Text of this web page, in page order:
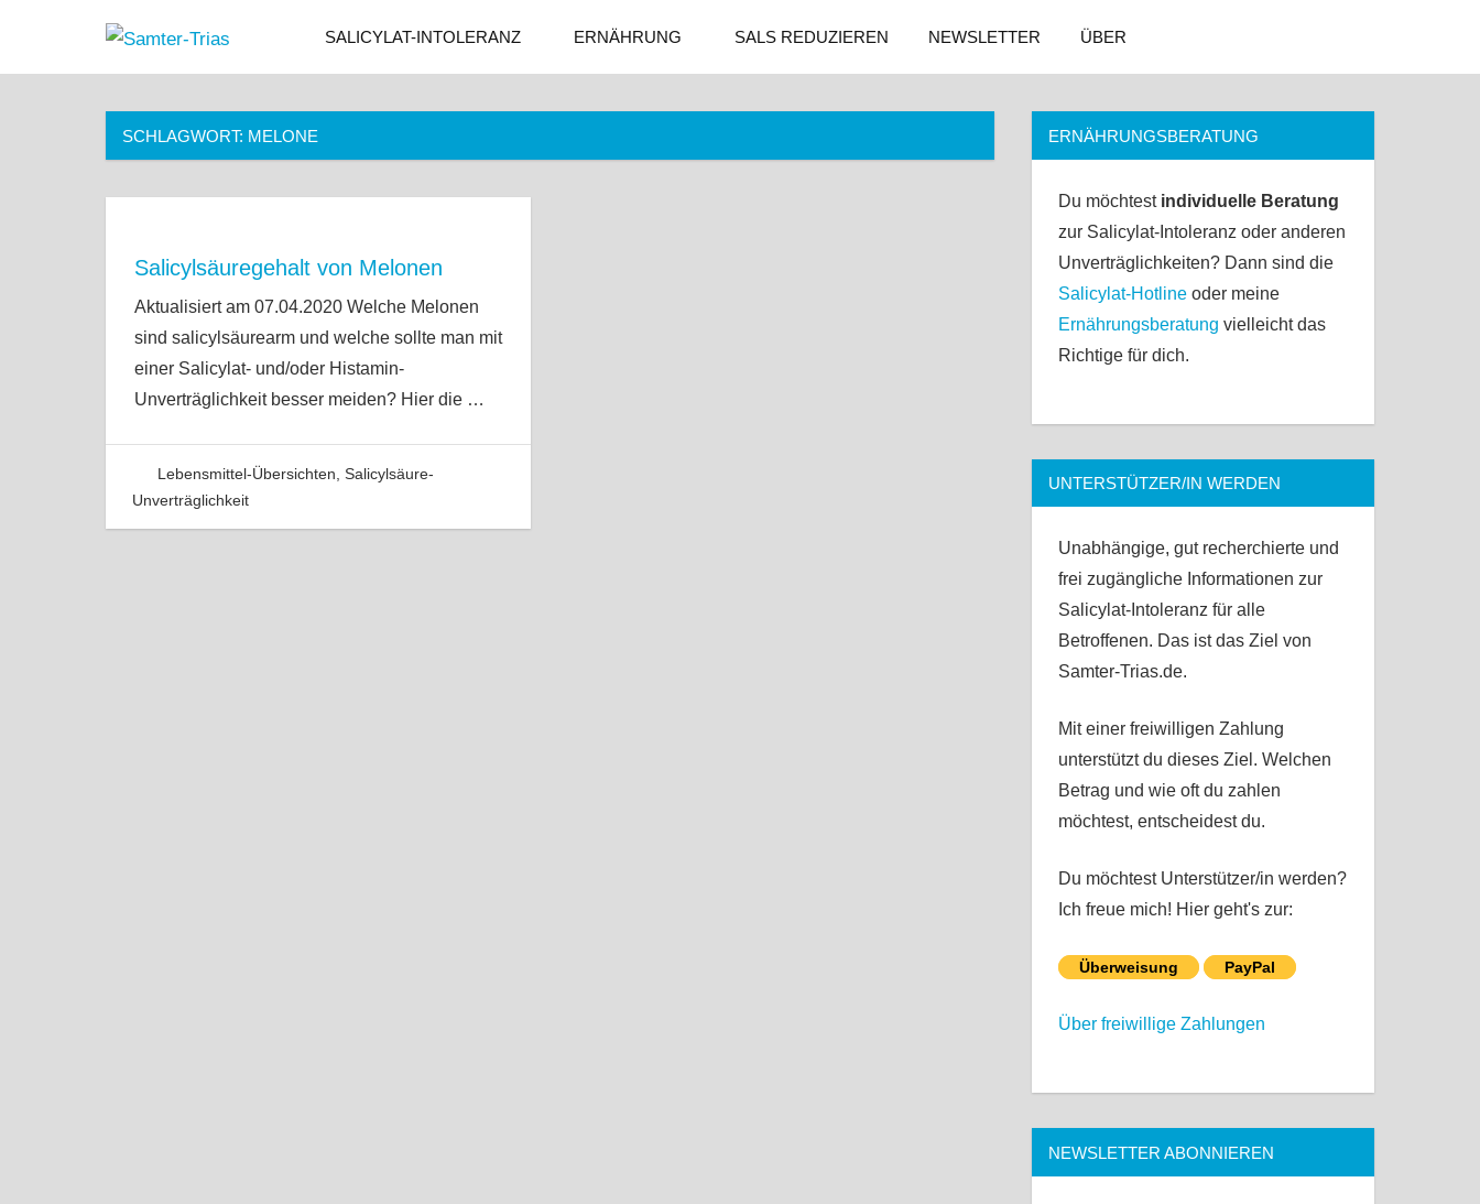
springen
Samter-
Trias
Asthma,
Polypen
und
SALICYLAT-INTOLERANZ ERNÄHRUNG SALS REDUZIEREN NEWSLETTER ÜBER
SCHLAGWORT: MELONE
Salicylsäuregehalt von Melonen
Aktualisiert am 07.04.2020 Welche Melonen
sind salicylsäurearm und welche sollte man mit
einer Salicylat- und/oder Histamin-
Unverträglichkeit besser meiden? Hier die …
Lebensmittel-Übersichten Salicylsäure-
Unverträglichkeit
ERNÄHRUNGSBERATUNG
Du möchtest individuelle Beratung
zur Salicylat-Intoleranz oder anderen
Unverträglichkeiten? Dann sind die
Salicylat-Hotlineoder meine
Ernährungsberatung vielleicht das
Richtige für dich.
UNTERSTÜTZER/IN WERDEN
Unabhängige, gut recherchierte und
frei zugängliche Informationen zur
Salicylat-Intoleranz für alle
Betroffenen. Das ist das Ziel von
Samter-Trias.de.
Mit einer freiwilligen Zahlung
unterstützt du dieses Ziel. Welchen
Betrag und wie oft du zahlen
möchtest, entscheidest du.
Du möchtest Unterstützer/in werden?
Ich freue mich! Hier geht's zur:
Überweisung PayPal
Über freiwillige Zahlungen
NEWSLETTER ABONNIEREN